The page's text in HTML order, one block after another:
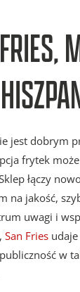
jest dobrym
frytek
łączy
na jakość,
uwagi i
San Fries
w